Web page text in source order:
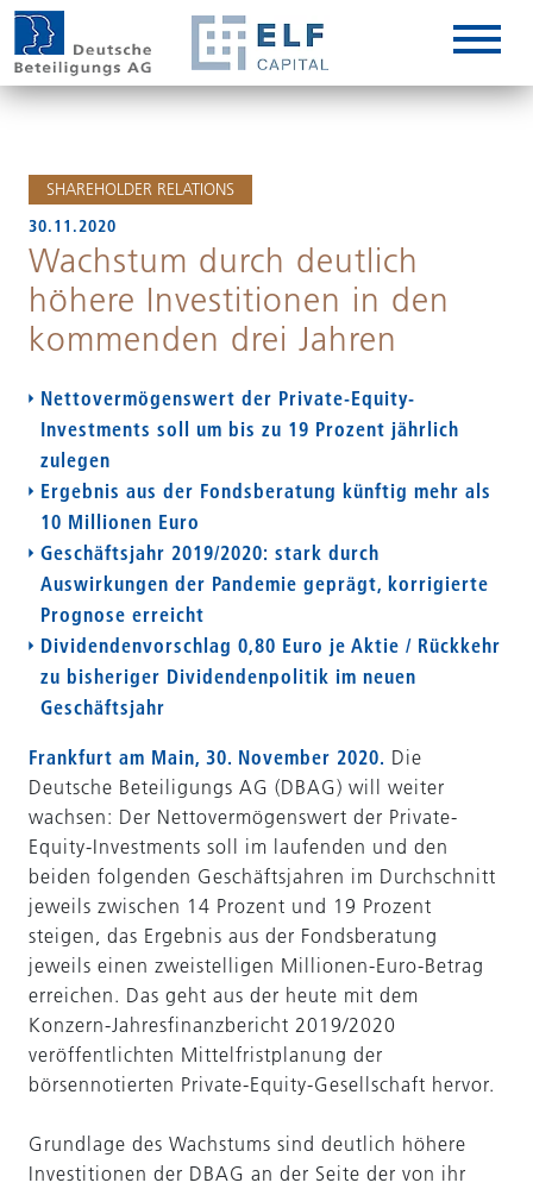
SHAREHOLDER RELATIONS
30.11.2020
Wachstum durch deutlich
höhere Investitionen in den
kommenden drei Jahren
Nettovermögenswert der Private-Equity-
Investments soll um bis zu 19 Prozent jährlich
zulegen
Ergebnis aus der Fondsberatung künftig mehr als
10 Millionen Euro
Geschäftsjahr 2019/2020: stark durch
Auswirkungen der Pandemie geprägt, korrigierte
Prognose erreicht
Dividendenvorschlag 0,80 Euro je Aktie / Rückkehr
zu bisheriger Dividendenpolitik im neuen
Geschäftsjahr
Frankfurt am Main, 30. November 2020. Die
Deutsche Beteiligungs AG (DBAG) will weiter
wachsen: Der Nettovermögenswert der Private-
Equity-Investments soll im laufenden und den
beiden folgenden Geschäftsjahren im Durchschnitt
jeweils zwischen 14 Prozent und 19 Prozent
steigen, das Ergebnis aus der Fondsberatung
jeweils einen zweistelligen Millionen-Euro-Betrag
erreichen. Das geht aus der heute mit dem
Konzern-Jahresfinanzbericht 2019/2020
veröffentlichten Mittelfristplanung der
börsennotierten Private-Equity-Gesellschaft hervor.
Grundlage des Wachstums sind deutlich höhere
Investitionen der DBAG an der Seite der von ihr